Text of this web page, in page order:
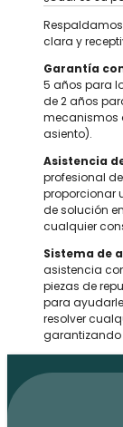
clara y
Garantía
5 años para
de 2 años
mecanismos
asiento).
Asistencia
profesional
proporcionar
de solución
cualquier
Sistema de
asistencia
piezas de
para
resolver
garantizando